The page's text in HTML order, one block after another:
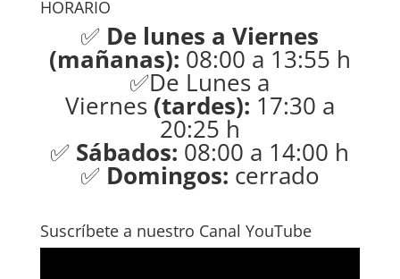
HORARIO
✅ De lunes a Viernes
(mañanas): 08:00 a 13:55 h
✅De Lunes a
Viernes(tardes): 17:30 a
20:25 h
✅ Sábados: 08:00 a 14:00 h
✅ Domingos: cerrado
Suscríbete a nuestro Canal YouTube